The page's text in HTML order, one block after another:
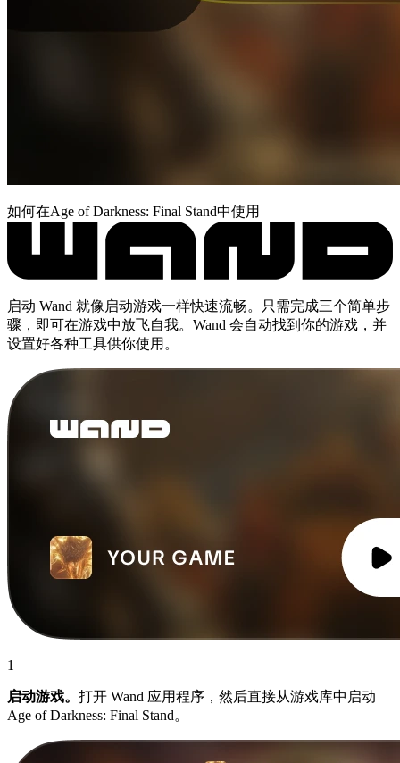
如何在Age of Darkness: Final Stand中使用
启动 Wand 就像启动游戏一样快速流畅。只需完成三个简单步
骤，即可在游戏中放飞自我。Wand 会自动找到你的游戏，并
设置好各种工具供你使用。
1
启动游戏。 打开 Wand 应用程序，然后直接从游戏库中启动
Age of Darkness: Final Stand。